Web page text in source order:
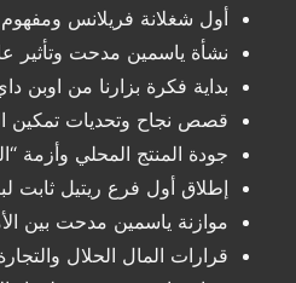
أول شغلانة فريلانس
نشأة ياسمين مدحت وتأثير
بداية فكرة بزارنا من اوبن داي
قصص نجاح وتحديات تمكين
جودة المنتج المحلي وأزمة
إطلاق أول فرع ريتيل ثابت
موازنة ياسمين مدحت بين
قرارات المال الحلال